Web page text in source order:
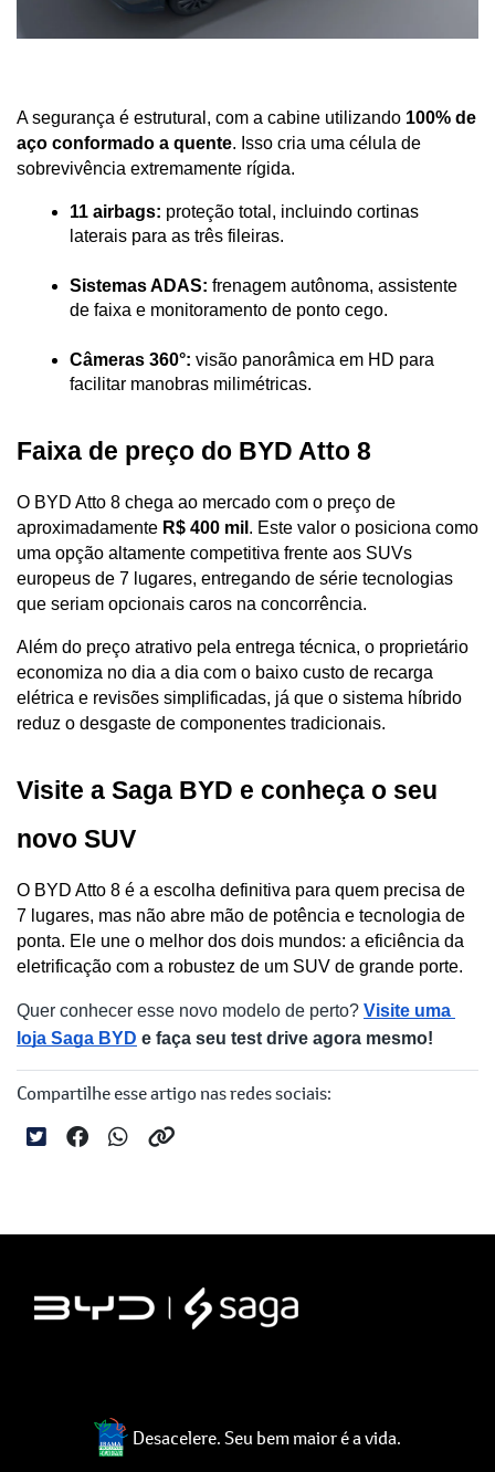
A segurança é estrutural, com a cabine utilizando 100% de
aço conformado a quente. Isso cria uma célula de
sobrevivência extremamente rígida.
11 airbags: proteção total, incluindo cortinas
laterais para as três fileiras.
Sistemas ADAS: frenagem autônoma, assistente
de faixa e monitoramento de ponto cego.
Câmeras 360°: visão panorâmica em HD para
facilitar manobras milimétricas.
Faixa de preço do BYD Atto 8
O BYD Atto 8 chega ao mercado com o preço de
aproximadamente R$ 400 mil . Este valor o posiciona como
uma opção altamente competitiva frente aos SUVs
europeus de 7 lugares, entregando de série tecnologias
que seriam opcionais caros na concorrência.
Além do preço atrativo pela entrega técnica, o proprietário
economiza no dia a dia com o baixo custo de recarga
elétrica e revisões simplificadas, já que o sistema híbrido
reduz o desgaste de componentes tradicionais.
Visite a Saga BYD e conheça o seu
novo SUV
O BYD Atto 8 é a escolha definitiva para quem precisa de
7 lugares, mas não abre mão de potência e tecnologia de
ponta. Ele une o melhor dos dois mundos: a eficiência da
eletrificação com a robustez de um SUV de grande porte.
Quer conhecer esse novo modelo de perto? Visite uma
loja Saga BYD e faça seu test drive agora mesmo!
Compartilhe esse artigo nas redes sociais:
Desacelere. Seu bem maior é a vida.